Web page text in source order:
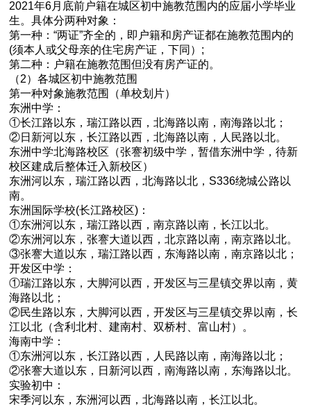
2021年6月底前户籍在城区初中施教范围内的应届小学毕业
生。具体分两种对象：
第一种：“两证”齐全的，即户籍和房产证都在施教范围内的
(须本人或父母亲的住宅房产证，下同）;
第二种：户籍在施教范围但没有房产证的。
（2）各城区初中施教范围
第一种对象施教范围（单校划片）
东洲中学：
①长江路以东，瑞江路以西，北海路以南，南海路以北；
②日新河以东，长江路以西，北海路以南，人民路以北。
东洲中学北海路校区（张謇初级中学，暂借东洲中学，待新
校区建成后整体迁入新校区）
东洲河以东，瑞江路以西，北海路以北，S336绕城公路以
南。
东洲国际学校(长江路校区)：
①东洲河以东，瑞江路以西，南京路以南，长江以北。
②东洲河以东，张謇大道以西，北京路以南，南京路以北。
③张謇大道以东，瑞江路以西，东海路以南，南京路以北；
开发区中学：
①瑞江路以东，大脚河以西，开发区与三星镇交界以南，黄
海路以北；
②民生路以东，大脚河以西，开发区与三星镇交界以南，长
江以北（含利北村、建南村、双桥村、富山村）。
海南中学：
①东洲河以东，长江路以西，人民路以南，南海路以北；
②张謇大道以东，日新河以西，南海路以南，东海路以北。
实验初中：
宋季河以东，东洲河以西，北海路以南，长江以北。